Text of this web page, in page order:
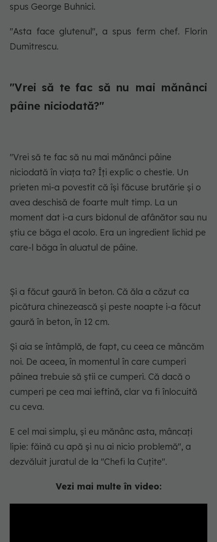
spus George Buhnici.
"Asta face glutenul", a spus ferm chef. Florin
Dumitrescu.
"Vrei să te fac să nu mai mănânci
pâine niciodată?"
"Vrei să te fac să nu mai mănânci pâine
niciodată în viața ta? Îți explic o chestie. Un
prieten mi-a povestit că își făcuse brutărie și o
avea deschisă de foarte mult timp. La un
moment dat i-a curs bidonul de afânător sau nu
știu ce băga el acolo. Era un ingredient lichid pe
care-l băga în aluatul de pâine.
Și a făcut gaură în beton. Că ăla a căzut ca
picătura chinezească și peste noapte i-a făcut
gaură în beton, în 12 cm.
Și aia se întâmplă, de fapt, cu ceea ce mâncăm
noi. De aceea, în momentul în care cumperi
pâinea trebuie să știi ce cumperi. Că dacă o
cumperi pe cea mai ieftină, clar va fi înlocuită
cu ceva.
E cel mai simplu, și eu mănânc asta, mâncați
lipie: făină cu apă și nu ai nicio problemă", a
dezvăluit juratul de la "Chefi la Cuțite".
Vezi mai multe în video: